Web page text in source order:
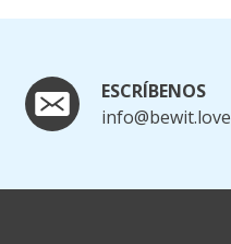
ESCRÍBENOS
info@bewit.love